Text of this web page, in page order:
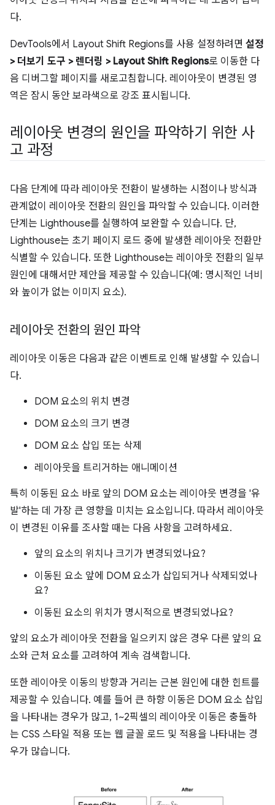
다.
DevTools에서 Layout Shift Regions를 사용 설정하려면 설정
> 더보기 도구 > 렌더링 > Layout Shift Regions로 이동한 다
음 디버그할 페이지를 새로고침합니다. 레이아웃이 변경된 영
역은 잠시 동안 보라색으로 강조 표시됩니다.
레이아웃 변경의 원인을 파악하기 위한 사
고 과정
다음 단계에 따라 레이아웃 전환이 발생하는 시점이나 방식과
관계없이 레이아웃 전환의 원인을 파악할 수 있습니다. 이러한
단계는 Lighthouse를 실행하여 보완할 수 있습니다. 단,
Lighthouse는 초기 페이지 로드 중에 발생한 레이아웃 전환만
식별할 수 있습니다. 또한 Lighthouse는 레이아웃 전환의 일부
원인에 대해서만 제안을 제공할 수 있습니다(예: 명시적인 너비
와 높이가 없는 이미지 요소).
레이아웃 전환의 원인 파악
레이아웃 이동은 다음과 같은 이벤트로 인해 발생할 수 있습니
다.
DOM 요소의 위치 변경
DOM 요소의 크기 변경
DOM 요소 삽입 또는 삭제
레이아웃을 트리거하는 애니메이션
특히 이동된 요소 바로 앞의 DOM 요소는 레이아웃 변경을 '유
발'하는 데 가장 큰 영향을 미치는 요소입니다. 따라서 레이아웃
이 변경된 이유를 조사할 때는 다음 사항을 고려하세요.
앞의 요소의 위치나 크기가 변경되었나요?
이동된 요소 앞에 DOM 요소가 삽입되거나 삭제되었나
요?
이동된 요소의 위치가 명시적으로 변경되었나요?
앞의 요소가 레이아웃 전환을 일으키지 않은 경우 다른 앞의 요
소와 근처 요소를 고려하여 계속 검색합니다.
또한 레이아웃 이동의 방향과 거리는 근본 원인에 대한 힌트를
제공할 수 있습니다. 예를 들어 큰 하향 이동은 DOM 요소 삽입
을 나타내는 경우가 많고, 1~2픽셀의 레이아웃 이동은 충돌하
는 CSS 스타일 적용 또는 웹 글꼴 로드 및 적용을 나타내는 경
우가 많습니다.